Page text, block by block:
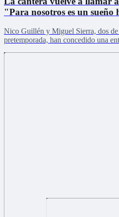
"Para nosotros es un sueño
Nico Guillén y Miguel Sierra, dos
pretemporada, han concedido una